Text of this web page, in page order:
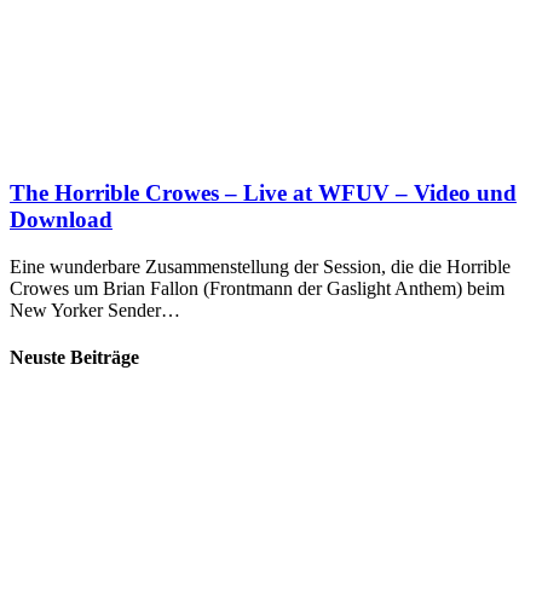
The Horrible Crowes – Live at WFUV – Video und
Download
Eine wunderbare Zusammenstellung der Session, die die Horrible
Crowes um Brian Fallon (Frontmann der Gaslight Anthem) beim
New Yorker Sender…
Neuste Beiträge